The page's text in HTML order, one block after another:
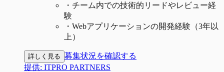
・ チーム内での技術的リードやレビュー経
験
・ Webアプリケーションの開発経験（3年以
上）
詳しく見る 募集状況を確認する
提供: ITPRO PARTNERS